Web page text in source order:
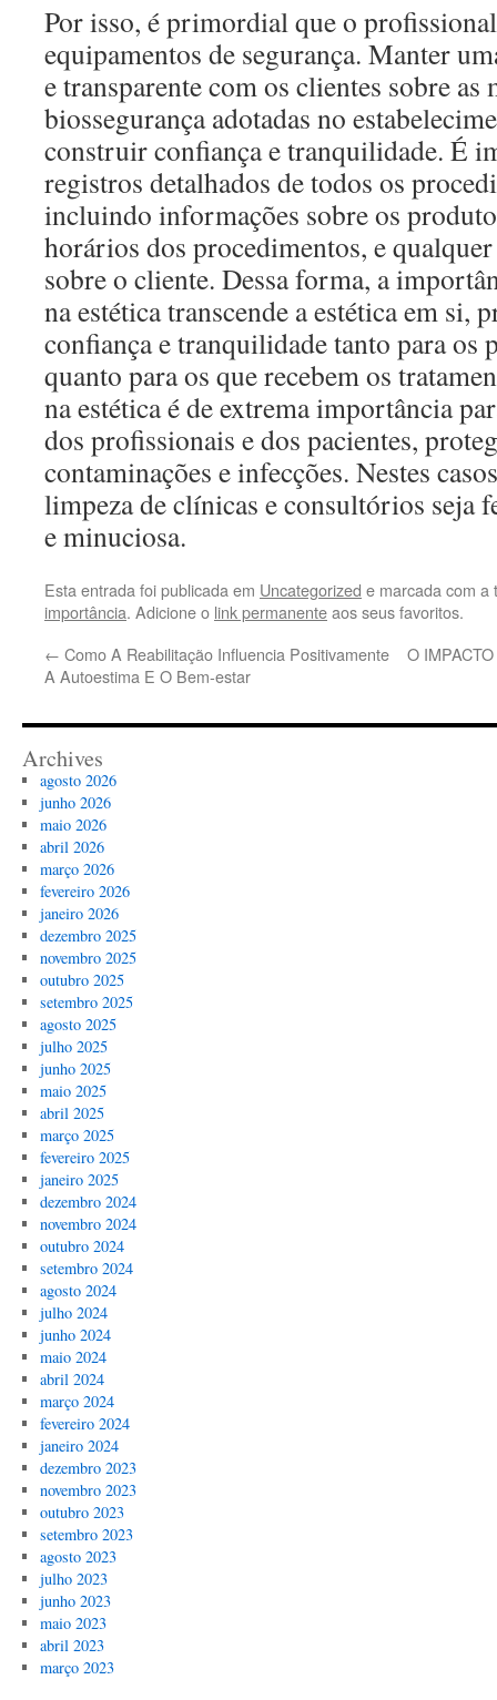
Por isso, é primordial que o
equipamentos de segurança. Manter
e transparente com os clientes sobre as
biossegurança adotadas no
construir confiança e tranquilidade. É
registros detalhados de todos os
incluindo informações sobre os
horários dos procedimentos, e
sobre o cliente. Dessa forma, a
na estética transcende a estética em si,
confiança e tranquilidade tanto para os
quanto para os que recebem os
na estética é de extrema importância
dos profissionais e dos pacientes,
contaminações e infecções. Nestes
limpeza de clínicas e consultórios seja
e minuciosa.
Esta entrada foi publicada em Uncategorized e marcada com
importância. Adicione o link permanenteaos seus favoritos.
← Como A Reabilitação Influencia Positivamente
A Autoestima E O Bem-estar
O
Archives
agosto 2026
junho 2026
maio 2026
abril 2026
março 2026
fevereiro 2026
janeiro 2026
dezembro 2025
novembro 2025
outubro 2025
setembro 2025
agosto 2025
julho 2025
junho 2025
maio 2025
abril 2025
março 2025
fevereiro 2025
janeiro 2025
dezembro 2024
novembro 2024
outubro 2024
setembro 2024
agosto 2024
julho 2024
junho 2024
maio 2024
abril 2024
março 2024
fevereiro 2024
janeiro 2024
dezembro 2023
novembro 2023
outubro 2023
setembro 2023
agosto 2023
julho 2023
junho 2023
maio 2023
abril 2023
março 2023